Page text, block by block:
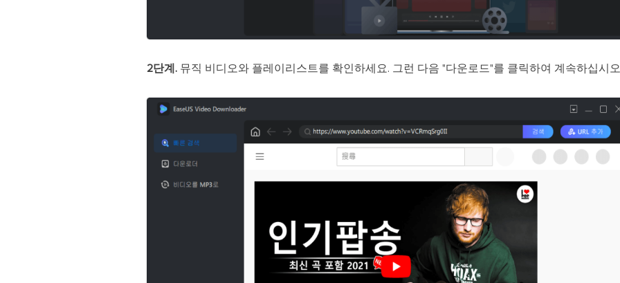
2단계. 뮤직 비디오와 플레이리스트를 확인하세요. 그런 다음 "다운로드"를 클릭하여 계속하십시